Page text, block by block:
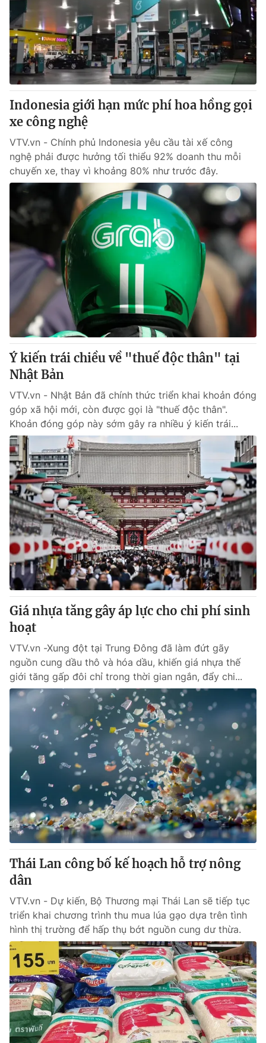
Indonesia giới hạn mức phí hoa hồng gọi
xe công nghệ
VTV.vn - Chính phủ Indonesia yêu cầu tài xế công
nghệ phải được hưởng tối thiểu 92% doanh thu mỗi
chuyến xe, thay vì khoảng 80% như trước đây.
Ý kiến trái chiều về "thuế độc thân" tại
Nhật Bản
VTV.vn - Nhật Bản đã chính thức triển khai khoản đóng
góp xã hội mới, còn được gọi là "thuế độc thân".
Khoản đóng góp này sớm gây ra nhiều ý kiến trái...
Giá nhựa tăng gây áp lực cho chi phí sinh
hoạt
VTV.vn -Xung đột tại Trung Đông đã làm đứt gãy
nguồn cung dầu thô và hóa dầu, khiến giá nhựa thế
giới tăng gấp đôi chỉ trong thời gian ngắn, đẩy chi...
Thái Lan công bố kế hoạch hỗ trợ nông
dân
VTV.vn - Dự kiến, Bộ Thương mại Thái Lan sẽ tiếp tục
triển khai chương trình thu mua lúa gạo dựa trên tình
hình thị trường để hấp thụ bớt nguồn cung dư thừa.